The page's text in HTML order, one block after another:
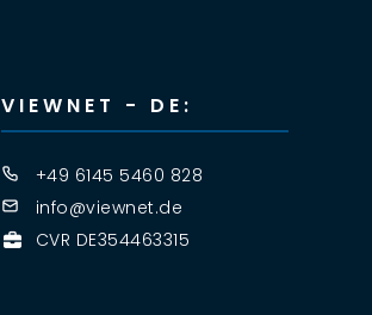
VIEWNET - DE:
+49 6145 5460 828
info@viewnet.de
CVR DE354463315